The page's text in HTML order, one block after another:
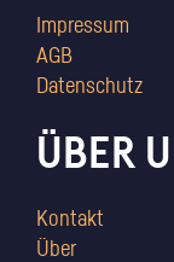
Impressum
AGB
Datenschutz
ÜBER
Kontakt
Über